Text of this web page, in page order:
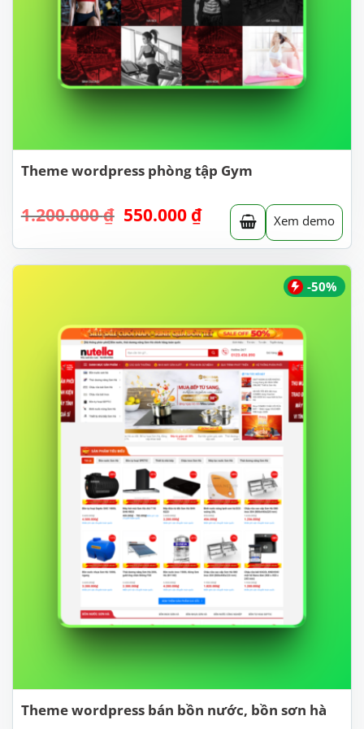
Theme wordpress phòng tập Gym
1.200.000₫ Giá
là:
1.200.000 ₫.
550.000 ₫Giá
hiện
tại
là:
Xem demo
-50%
Theme wordpress bán bồn nước, bồn sơn hà